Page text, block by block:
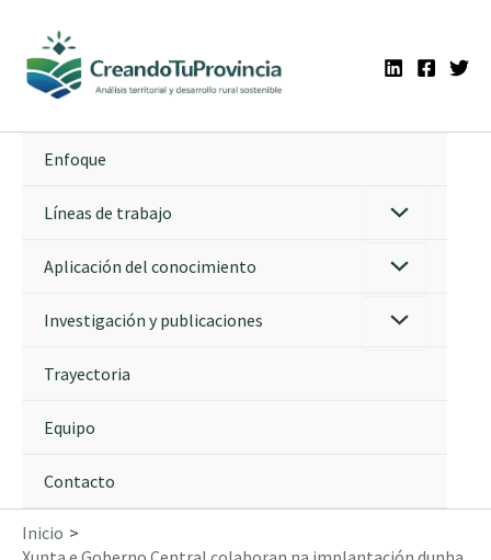
contenido
Enfoque
Líneas de trabajo
Aplicación del conocimiento
Investigación y publicaciones
Trayectoria
Equipo
Contacto
Inicio